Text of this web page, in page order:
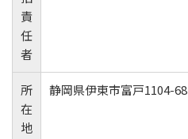
責
任
者
所
在
地
静岡県伊東市富戸1104-68